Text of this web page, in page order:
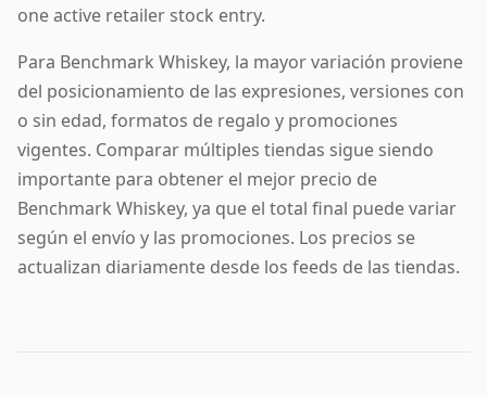
one active retailer stock entry.
Para Benchmark Whiskey, la mayor variación proviene
del posicionamiento de las expresiones, versiones con
o sin edad, formatos de regalo y promociones
vigentes. Comparar múltiples tiendas sigue siendo
importante para obtener el mejor precio de
Benchmark Whiskey, ya que el total final puede variar
según el envío y las promociones. Los precios se
actualizan diariamente desde los feeds de las tiendas.